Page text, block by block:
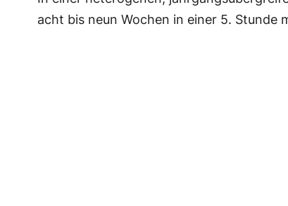
acht bis neun Wochen in einer 5. Stunde